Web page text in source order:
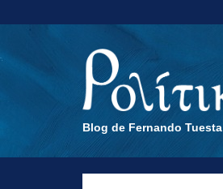
Blog de Fernando